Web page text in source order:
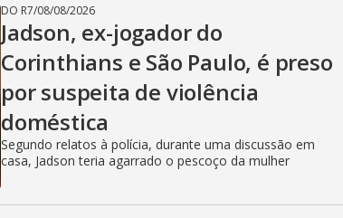
DO R7/08/08/2026
Jadson, ex-jogador do
Corinthians e São Paulo, é preso
por suspeita de violência
doméstica
Segundo relatos à polícia, durante uma discussão em
casa, Jadson teria agarrado o pescoço da mulher